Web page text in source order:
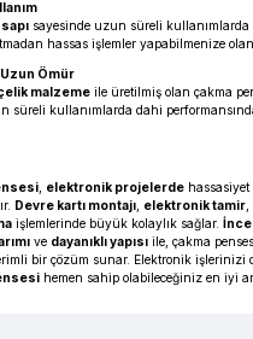
sayesinde uzun süreli kullanımlarda
hassas işlemler yapabilmenize
Uzun Ömür
malzeme ile üretilmiş olan çakma
süreli kullanımlarda dahi
elektronik projelerde
Devre kartı montajı elektronik tamir
işlemlerinde büyük kolaylık sağlar. İnce
ve dayanıklı yapısı ile, çakma
bir çözüm sunar. Elektronik işlerinizi
hemen sahip olabileceğiniz en iyi